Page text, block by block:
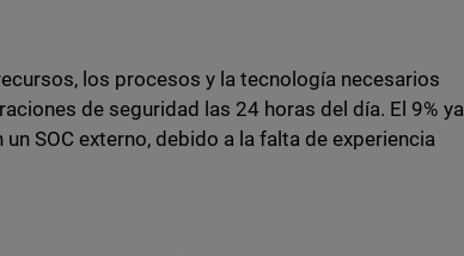
los procesos y la tecnología necesarios
de seguridad las 24 horas del día. El 9% ya
SOC externo, debido a la falta de experiencia